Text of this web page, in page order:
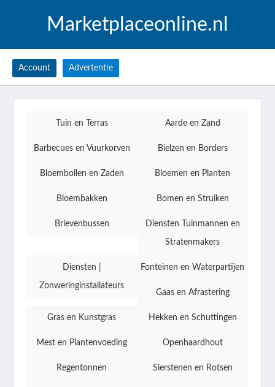
Marketplaceonline.nl
Account Advertentie
Tuin en Terras Aarde en Zand
Barbecues en Vuurkorven Bielzen en Borders
Bloembollen en Zaden Bloemen en Planten
Bloembakken Bomen en Struiken
Brievenbussen Diensten Tuinmannen en
Stratenmakers
Diensten |
Zonweringinstallateurs
Fonteinen en Waterpartijen
Gaas en Afrastering
Gras en Kunstgras Hekken en Schuttingen
Mest en Plantenvoeding Openhaardhout
Regentonnen Sierstenen en Rotsen